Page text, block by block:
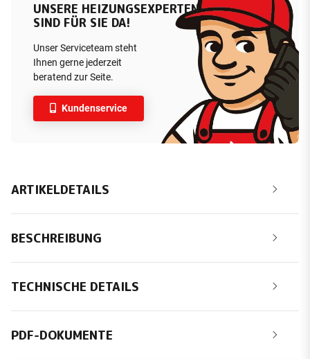
UNSERE HEIZUNGSEXPERTEN
SIND FÜR SIE DA!
Unser Serviceteam steht
Ihnen gerne jederzeit
beratend zur Seite.
Kundenservice
ARTIKELDETAILS
BESCHREIBUNG
TECHNISCHE DETAILS
PDF-DOKUMENTE